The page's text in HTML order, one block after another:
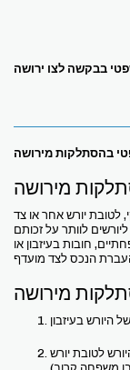
בבקשה לצו ירושה
בהסתלקות מירושה
לטובת יורש אחר או צד
לוותר על זכותם
חובות בעיזבון או
מירושה
לטובת יורש